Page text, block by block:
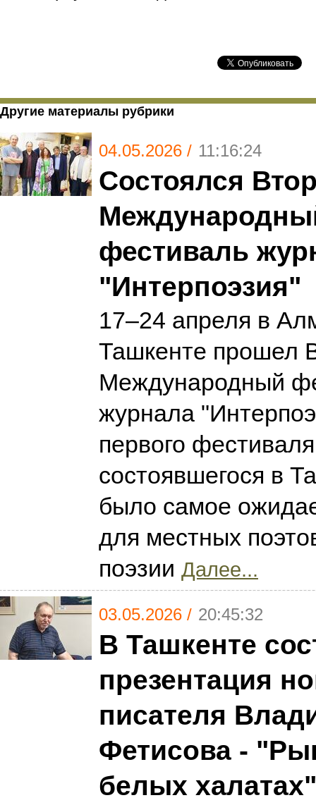
Другие материалы рубрики
04.05.2026 / 11:16:24
Состоялся
фестиваль
"Интерпоэзия"
17–24 апреля в
Ташкенте прошел
Международный
журнала
первого
состоявшегося в
было самое
для местных
поэзии Далее...
03.05.2026 / 20:45:32
В Ташкенте
презентация
писателя
Фетисова -
белых халатах"